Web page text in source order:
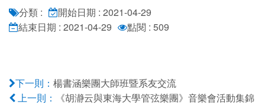
分類 :
開始日期 : 2021-04-29
結束日期 : 2021-04-29
點閱 : 509
下一則： 楊書涵樂團大師班暨系友交流
上一則：
《胡瀞云與東海大學管弦樂團》音樂會活動集錦